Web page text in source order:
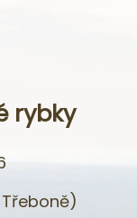
rybky